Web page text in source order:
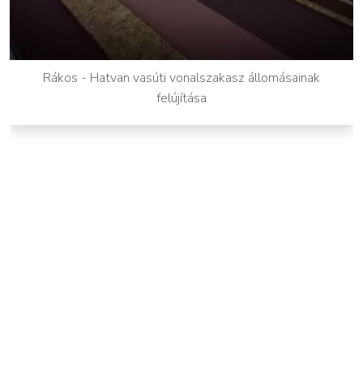
Rákos - Hatvan vasúti vonalszakasz állomásainak
felújítása